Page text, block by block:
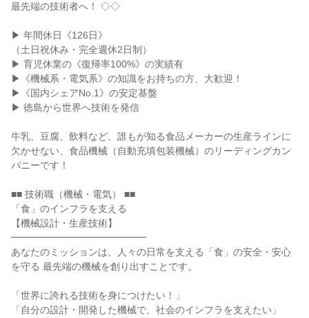
最先端の技術者へ！ ◇◇
▶ 年間休日《126日》
（土日祝休み・完全週休2日制）
▶ 育児休業の《復帰率100%》の実績有
▶《機械系・電気系》の知識をお持ちの方、大歓迎！
▶《国内シェアNo.1》の安定基盤
▶ 徳島から世界へ技術を発信
牛乳、豆腐、飲料など、誰もが知る食品メーカーの生産ラインに
欠かせない、食品機械（自動充填包装機械）のリーディングカン
パニーです！
■■ 技術職（機械・電気） ■■
「食」のインフラを支える
【機械設計・生産技術】
━━━━━━━━━━━━━━
あなたのミッションは、人々の日常を支える「食」の安全・安心
を守る 最先端の機械を創り出すことです。
「世界に誇れる技術を身につけたい！」
「自分の設計・開発した機械で、社会のインフラを支えたい」